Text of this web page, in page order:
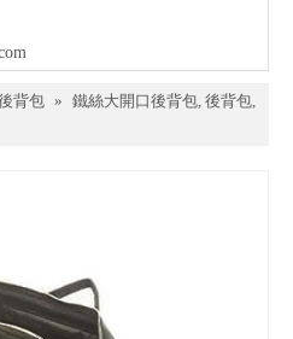
背包 » 鐵絲大開口後背包, 後背包,